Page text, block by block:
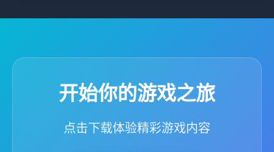
开始你的游戏之旅
点击下载体验精彩游戏内容